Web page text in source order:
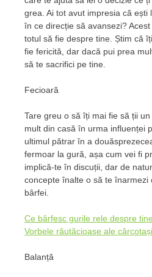
grea. Ai tot avut impresia că ești
în ce direcție să avansezi?
totul să fie despre tine. Știm că
fie fericită, dar dacă pui prea
să te sacrifici pe tine.
Fecioară
Tare greu o să îți mai fie să ții
mult din casă în urma influenței
ultimul pătrar în a
fermoar la gură, așa cum vei fi
implică-te în discuții, dar de
concepte înalte o să te înarmezi
bârfei.
Ce bârfesc gurile rele despre
Vorbele răutăcioase ale
Balanță